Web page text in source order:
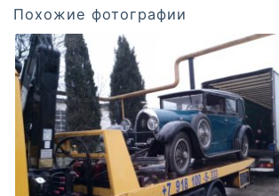
Похожие фотографии